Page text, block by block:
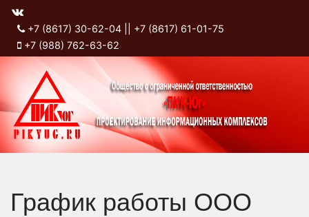
+7 (8617) 30-62-04 || +7 (8617) 61-01-75
+7 (988) 762-63-62
График работы ООО